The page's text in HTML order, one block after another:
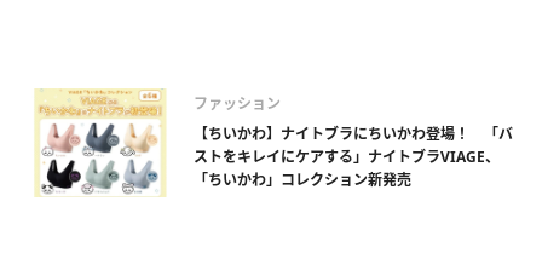
ファッション
【ちいかわ】ナイトブラにちいかわ登場！ 「バ
ストをキレイにケアする」ナイトブラVIAGE、
「ちいかわ」コレクション新発売